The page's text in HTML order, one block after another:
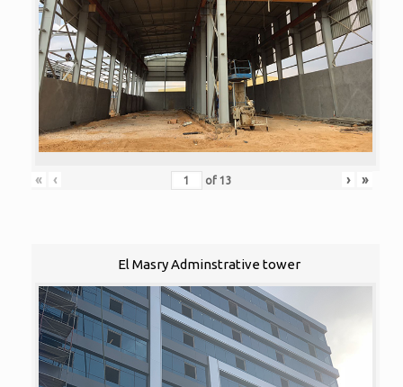
« ‹ of 13 › »
El Masry Adminstrative tower